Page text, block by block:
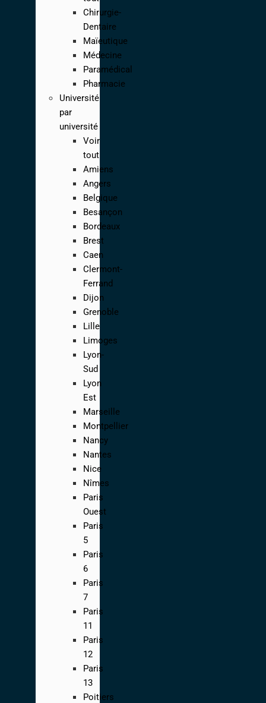
Chirurgie-
Dentaire
Maïeutique
Médecine
Paramédical
Pharmacie
Université
par
université
Voir
tout
Amiens
Angers
Belgique
Besançon
Bordeaux
Brest
Caen
Clermont-
Ferrand
Dijon
Grenoble
Lille
Limoges
Lyon-
Sud
Lyon
Est
Marseille
Montpellier
Nancy
Nantes
Nice
Nîmes
Paris
Ouest
Paris
5
Paris
6
Paris
7
Paris
11
Paris
12
Paris
13
Poitiers